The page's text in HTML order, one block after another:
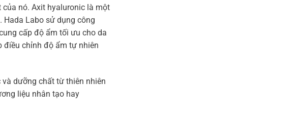
nó. Axit hyaluronic là một
Labo sử dụng công
cấp độ ẩm tối ưu cho da
điều chỉnh độ ẩm tự nhiên
dưỡng chất từ thiên nhiên
liệu nhân tạo hay